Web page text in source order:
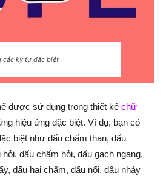
các ký tự đặc biệt
được sử dụng trong thiết kế chữ
hiệu ứng đặc biệt. Ví dụ, bạn có
biệt như dấu chấm than, dấu
dấu chấm hỏi, dấu gạch ngang,
dấu hai chấm, dấu nối, dấu nháy